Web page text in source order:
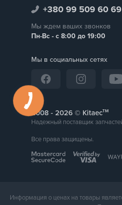
+380 99 509 60 69
Мы ждем ваших звонков
Пн-Вс - с 8:00 до 19:00
Мы в социальных сетях
2008 - © Kitaecтм
Надежный поставщик
Все права защищены.
Информация о ценах на товары